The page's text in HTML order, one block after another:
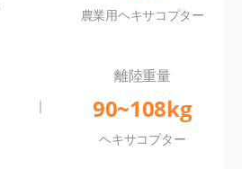
農業用ヘキサコプター
離陸重量
90~108kg
ヘキサコプター